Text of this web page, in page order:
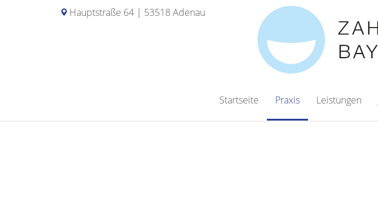
Hauptstraße 64 | 53518 Adenau
Startseite Praxis Leistungen